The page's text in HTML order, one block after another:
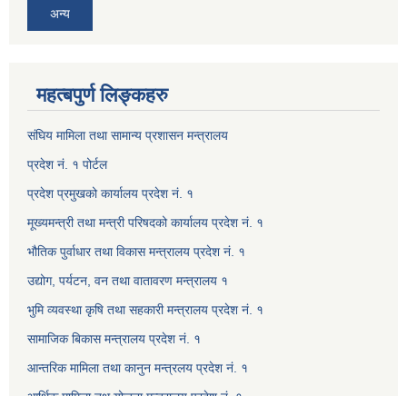
अन्य
महत्बपुर्ण लिङ्कहरु
संघिय मामिला तथा सामान्य प्रशासन मन्त्रालय
प्रदेश नं. १ पोर्टल
प्रदेश प्रमुखको कार्यालय प्रदेश नं. १
मूख्यमन्त्री तथा मन्त्री परिषदको कार्यालय प्रदेश नं. १
भौतिक पुर्वाधार तथा विकास मन्त्रालय प्रदेश नं. १
उद्योग, पर्यटन, वन तथा वातावरण मन्त्रालय १
भुमि व्यवस्था कृषि तथा सहकारी मन्त्रालय प्रदेश नं. १
सामाजिक बिकास मन्त्रालय प्रदेश नं. १
आन्तरिक मामिला तथा कानुन मन्त्रलय प्रदेश नं. १